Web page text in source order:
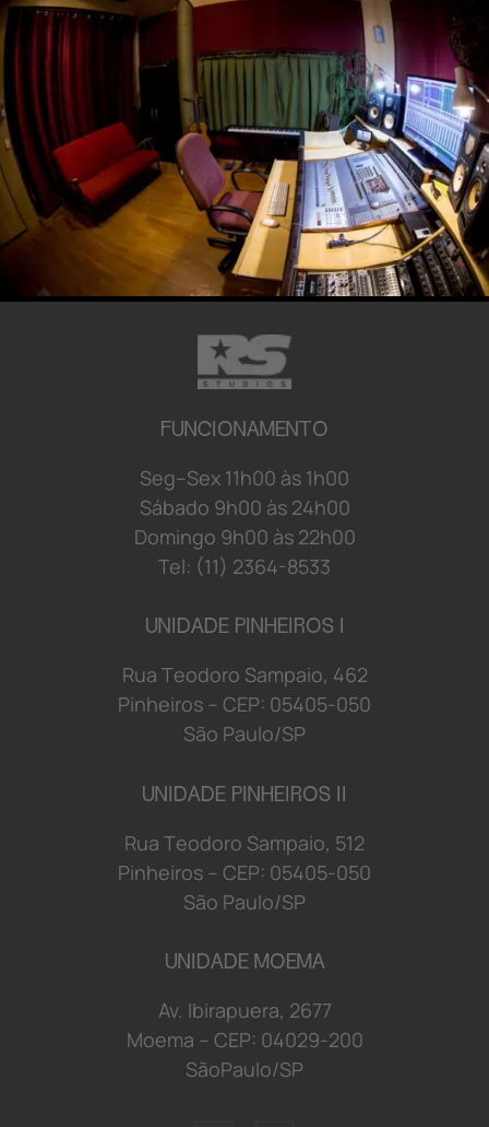
FUNCIONAMENTO
Seg–Sex 11h00 às 1h00
Sábado 9h00 às 24h00
Domingo 9h00 às 22h00
Tel: (11) 2364-8533
UNIDADE PINHEIROS I
Rua Teodoro Sampaio, 462
Pinheiros – CEP: 05405-050
São Paulo/SP
UNIDADE PINHEIROS II
Rua Teodoro Sampaio, 512
Pinheiros – CEP: 05405-050
São Paulo/SP
UNIDADE MOEMA
Av. Ibirapuera, 2677
Moema – CEP: 04029-200
SãoPaulo/SP